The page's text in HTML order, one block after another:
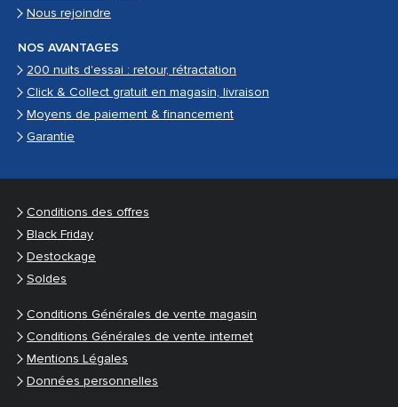
Nous rejoindre
NOS AVANTAGES
200 nuits d'essai : retour, rétractation
Click & Collect gratuit en magasin, livraison
Moyens de paiement & financement
Garantie
Conditions des offres
Black Friday
Destockage
Soldes
Conditions Générales de vente magasin
Conditions Générales de vente internet
Mentions Légales
Données personnelles